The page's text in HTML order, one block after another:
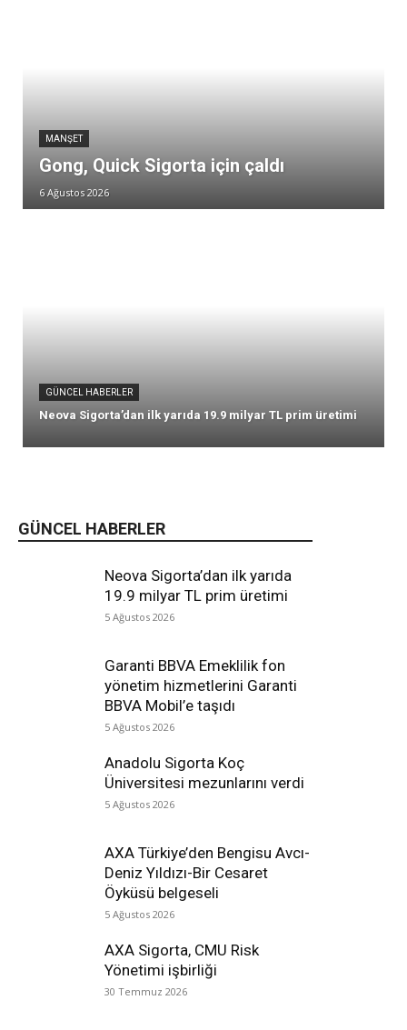
GÜNCEL HABERLER
Neova Sigorta’dan ilk yarıda
19.9 milyar TL prim üretimi
5 Ağustos 2026
Garanti BBVA Emeklilik fon
yönetim hizmetlerini Garanti
BBVA Mobil’e taşıdı
5 Ağustos 2026
Anadolu Sigorta Koç
Üniversitesi mezunlarını verdi
5 Ağustos 2026
AXA Türkiye’den Bengisu Avcı-
Deniz Yıldızı-Bir Cesaret
Öyküsü belgeseli
5 Ağustos 2026
AXA Sigorta, CMU Risk
Yönetimi işbirliği
30 Temmuz 2026
MANŞET
Gong, Quick Sigorta için çaldı
6 Ağustos 2026
GÜNCEL HABERLER
Neova Sigorta’dan ilk yarıda 19.9 milyar TL prim üretimi